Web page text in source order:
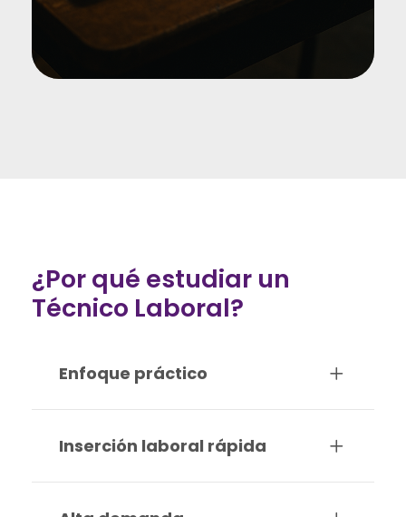
tecnológicos
Competencias comunicativas
Competencias Cívicas y científicas
¿Por qué estudiar un
Técnico Laboral?
Enfoque práctico
Inserción laboral rápida